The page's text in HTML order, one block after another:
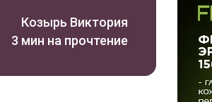
Козырь Виктория
3 мин на прочтение